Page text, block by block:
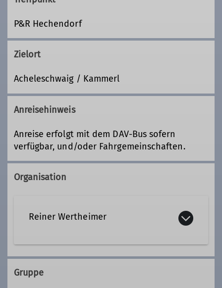
P&R Hechendorf
Zielort
Acheleschwaig / Kammerl
Anreisehinweis
Anreise erfolgt mit dem DAV-Bus sofern
verfügbar, und/oder Fahrgemeinschaften.
Organisation
Reiner Wertheimer
08152 1251
Gruppe